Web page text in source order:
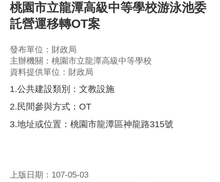
桃園市立龍潭高級中等學校游泳池委
託營運移轉OT案
發布單位：財政局
主辦機關：桃園市立龍潭高級中等學校
資料提供單位：財政局
1.公共建設類別：文教設施
2.民間參與方式：OT
3.地址或位置：桃園市龍潭區神龍路315號
上版日期：107-05-03